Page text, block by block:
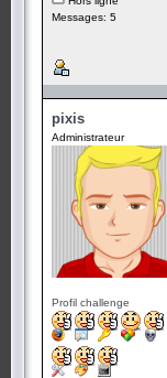
Messages: 5
pixis
Administrateur
Profil challenge